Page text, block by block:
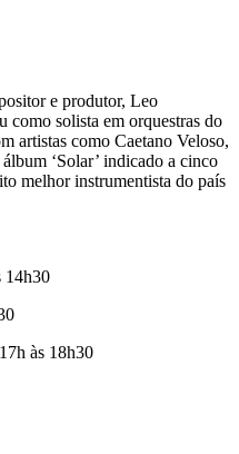
e produtor, Leo
como solista em orquestras do
artistas como Caetano Veloso,
‘Solar’ indicado a cinco
melhor instrumentista do país
14h30
às 18h30